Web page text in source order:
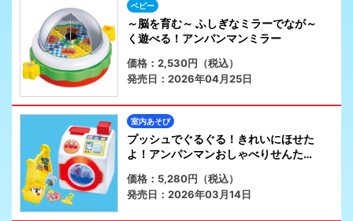
ベビー
～脳を育む～ ふしぎなミラーでなが～
く遊べる！アンパンマンミラー
価格：2,530円（税込）
発売日：2026年04月25日
室内あそび
プッシュでぐるぐる！きれいにほせた
よ！アンパンマンおしゃべりせんたく
価格：5,280円（税込）
発売日：2026年03月14日